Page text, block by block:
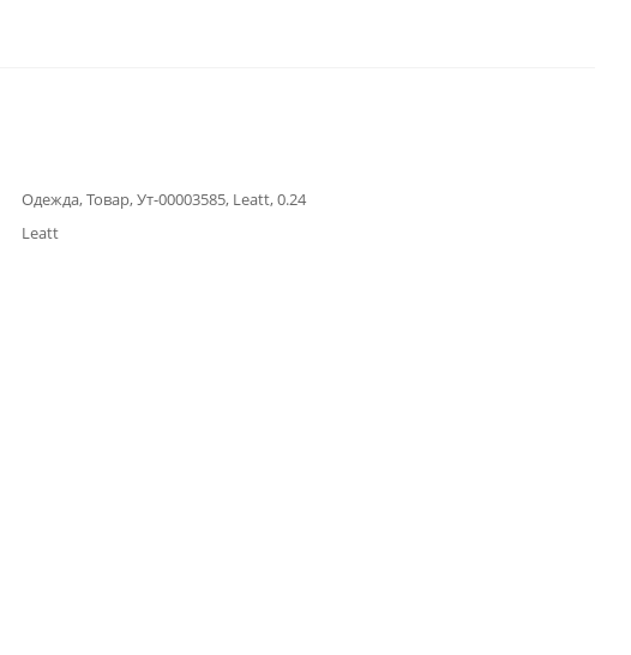
Одежда, Товар, Ут-00003585, Leatt, 0.24
Leatt